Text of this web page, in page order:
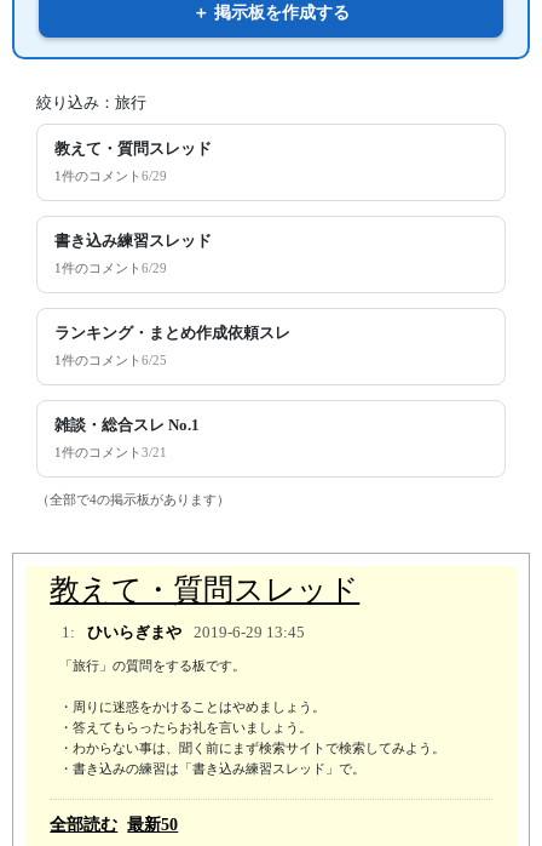
絞り込み：旅行
教えて・質問スレッド
1件のコメント 6/29
書き込み練習スレッド
1件のコメント 6/29
ランキング・まとめ作成依頼スレ
1件のコメント 6/25
雑談・総合スレ No.1
1件のコメント 3/21
（全部で4の掲示板があります）
教えて・質問スレッド
1: ひいらぎまや 2019-6-29 13:45
「旅行」の質問をする板です。
・周りに迷惑をかけることはやめましょう。
・答えてもらったらお礼を言いましょう。
・わからない事は、聞く前にまず検索サイトで検索してみよう。
・書き込みの練習は「書き込み練習スレッド」で。
全部読む 最新50